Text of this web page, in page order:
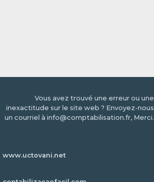
Vous avez trouvé une erreur ou une
inexactitude sur le site web ? Envoyez-nous
un courriel à info@comptabilisation.fr, Merci.
www.uctovani.net